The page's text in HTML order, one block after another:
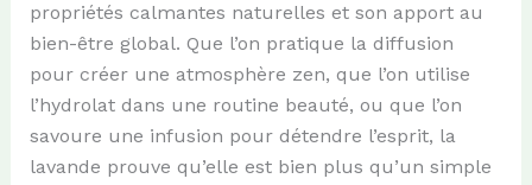
propriétés calmantes naturelles et son apport au
bien-être global. Que l’on pratique la diffusion
pour créer une atmosphère zen, que l’on utilise
l’hydrolat dans une routine beauté, ou que l’on
savoure une infusion pour détendre l’esprit, la
lavande prouve qu’elle est bien plus qu’un simple